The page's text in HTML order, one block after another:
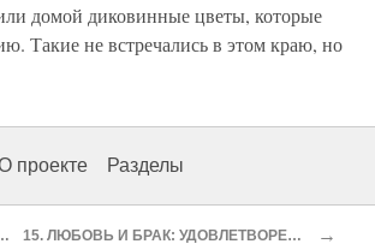
домой диковинные цветы, которые
Такие не встречались в этом краю, но
проекте Разделы
в новом шкафу 15. ЛЮБОВЬ И БРАК: УДОВЛЕТВОРЕНИЕ, КОТОРОЕ ОНИ ПРИНОСЯТ →